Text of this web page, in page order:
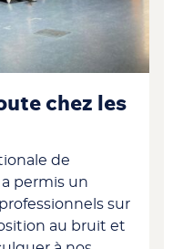
chez les
de
a permis un
sur
au bruit et